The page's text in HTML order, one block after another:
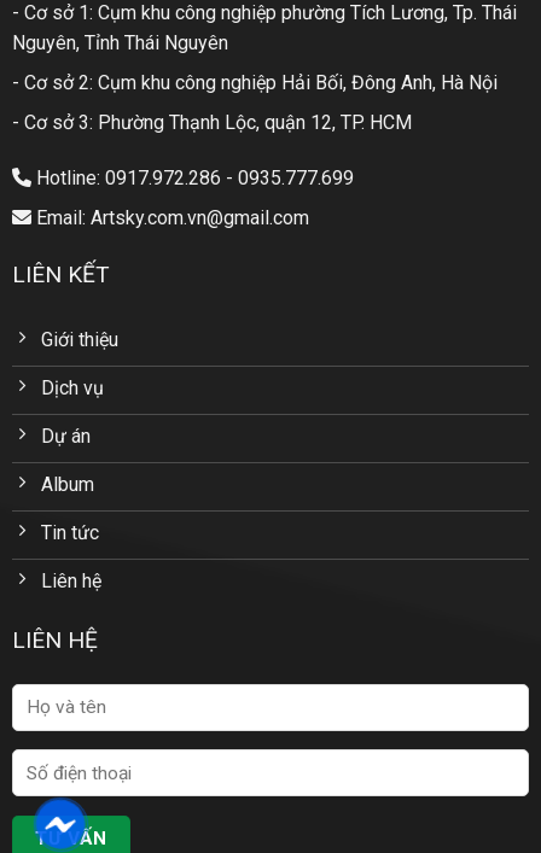
- Cơ sở 1: Cụm khu công nghiệp phường Tích Lương, Tp. Thái
Nguyên, Tỉnh Thái Nguyên
- Cơ sở 2: Cụm khu công nghiệp Hải Bối, Đông Anh, Hà Nội
- Cơ sở 3: Phường Thạnh Lộc, quận 12, TP. HCM
Hotline: 0917.972.286 - 0935.777.699
Email: Artsky.com.vn@gmail.com
LIÊN KẾT
Giới thiệu
Dịch vụ
Dự án
Album
Tin tức
Liên hệ
LIÊN HỆ